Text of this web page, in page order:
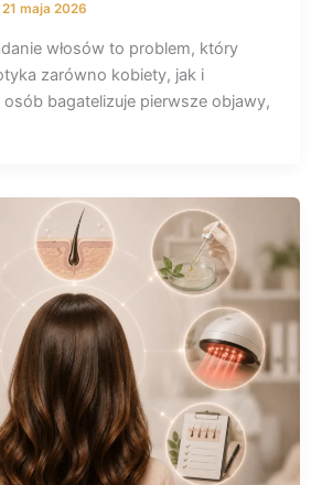
21 maja 2026
włosów to problem, który
zarówno kobiety, jak i
bagatelizuje pierwsze objawy,